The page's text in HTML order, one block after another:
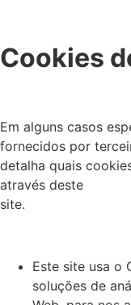
Cookies
Em alguns casos
fornecidos por
detalha quais
através deste
Este site usa o
soluções de